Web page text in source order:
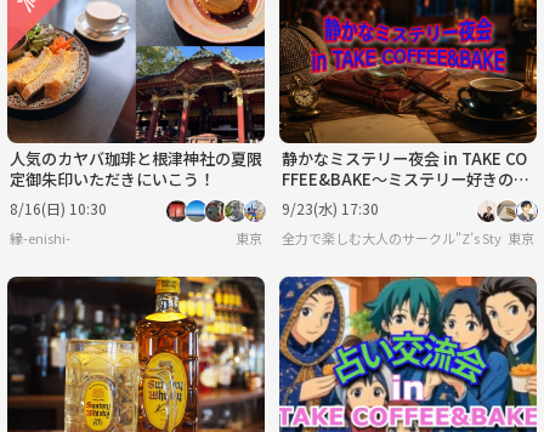
人気のカヤバ珈琲と根津神社の夏限
定御朱印いただきにいこう！
8/16(日) 10:30
縁-enishi- 東京
静かなミステリー夜会 in TAKE CO
FFEE&BAKE～ミステリー好きのた
めの集い～
9/23(水) 17:30
全力で楽しむ大人のサークル"Z’s Style"東京